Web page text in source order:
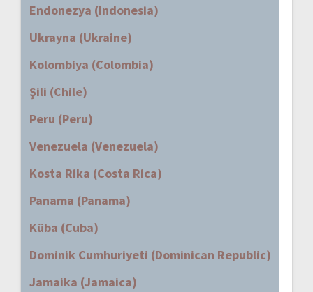
Endonezya (Indonesia)
Ukrayna (Ukraine)
Kolombiya (Colombia)
Şili (Chile)
Peru (Peru)
Venezuela (Venezuela)
Kosta Rika (Costa Rica)
Panama (Panama)
Küba (Cuba)
Dominik Cumhuriyeti (Dominican Republic)
Jamaika (Jamaica)